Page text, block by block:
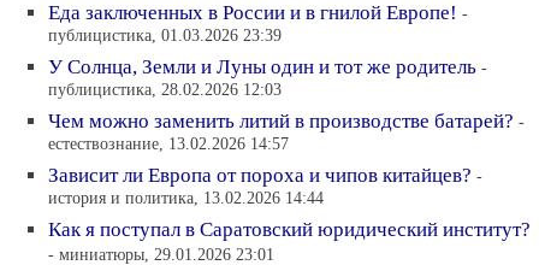
Еда заключенных в России и в гнилой Европе! -
публицистика, 01.03.2026 23:39
У Солнца, Земли и Луны один и тот же родитель -
публицистика, 28.02.2026 12:03
Чем можно заменить литий в производстве батарей? -
естествознание, 13.02.2026 14:57
Зависит ли Европа от пороха и чипов китайцев? -
история и политика, 13.02.2026 14:44
Как я поступал в Саратовский юридический институт?
- миниатюры, 29.01.2026 23:01